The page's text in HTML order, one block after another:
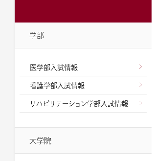
学部
医学部入試情報
看護学部入試情報
リハビリテーション学部入試情報
大学院